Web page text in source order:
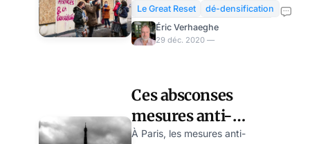
du travail
indépendant ?
Le Great Reset
dé-densification
Éric Verhaeghe
29 déc. 2020 —
Ces absconses
mesures anti-
COVID qui vont
À Paris, les mesures anti-